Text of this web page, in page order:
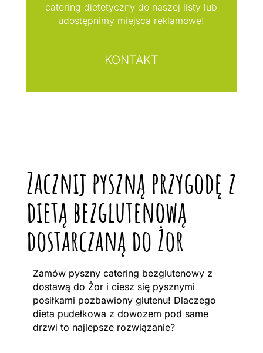
catering dietetyczny do naszej listy lub
udostępnimy miejsca reklamowe!
KONTAKT
Zacznij pyszną przygodę z
dietą bezglutenową
dostarczaną do Żor
Zamów pyszny catering bezglutenowy z
dostawą do Żor i ciesz się pysznymi
posiłkami pozbawiony glutenu! Dlaczego
dieta pudełkowa z dowozem pod same
drzwi to najlepsze rozwiązanie?